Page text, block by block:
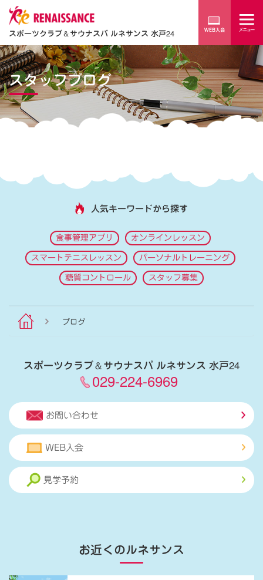
スポーツクラブ＆サウナスパ ルネサンス 水戸24
スタッフブログ
人気キーワードから探す
食事管理アプリ オンラインレッスン
スマートテニスレッスン パーソナルトレーニング
糖質コントロール スタッフ募集
ブログ
スポーツクラブ＆サウナスパ ルネサンス 水戸24
029-224-6969
お問い合わせ
WEB入会
見学予約
お近くのルネサンス